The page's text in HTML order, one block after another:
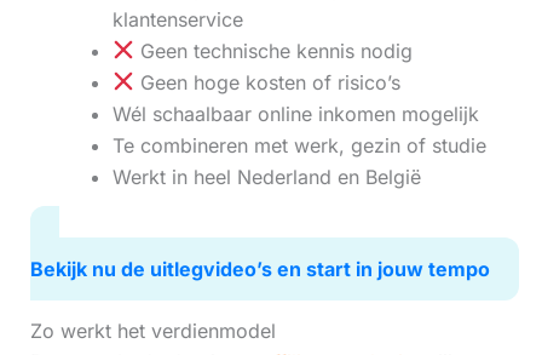
klantenservice
Geen technische kennis nodig
Geen hoge kosten of risico’s
Wél schaalbaar online inkomen mogelijk
Te combineren met werk, gezin of studie
Werkt in heel Nederland en België
Bekijk nu de uitlegvideo’s en start in jouw tempo
Zo werkt het verdienmodel